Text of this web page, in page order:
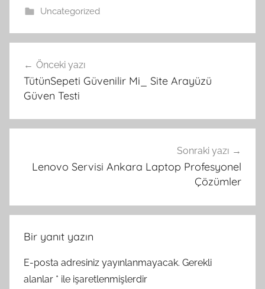
Uncategorized
gezinmesi
Önceki yazı
TütünSepeti Güvenilir Mi_ Site Arayüzü
Güven Testi
Sonraki yazı
Lenovo Servisi Ankara Laptop Profesyonel
Çözümler
Bir yanıt yazın
E-posta adresiniz yayınlanmayacak. Gerekli
alanlar * ile işaretlenmişlerdir